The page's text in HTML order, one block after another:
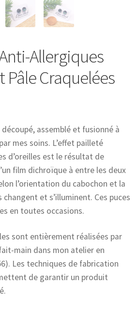
Allergiques
Pâle Craquelées
assemblé et fusionné à
mes soins. L’effet pailleté
d’oreilles est le résultat de
film dichroïque à entre les deux
l’orientation du cabochon et la
changent et s’illuminent. Ces puces
en toutes occasions.
sont entièrement réalisées par
main dans mon atelier en
Les techniques de fabrication
de garantir un produit